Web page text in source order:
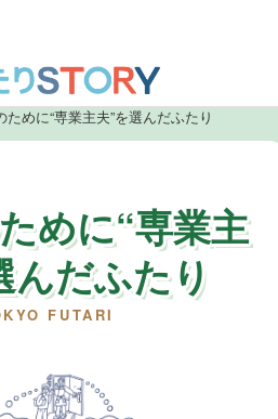
ために“専業主夫”を選んだふたり
めに“専業主
んだふたり
FUTARI